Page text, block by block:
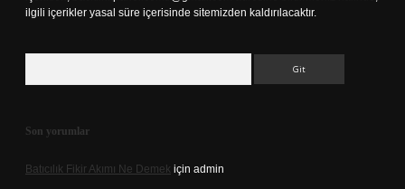
ilgili içerikler yasal süre içerisinde sitemizden kaldırılacaktır.
Son yorumlar
Batıcılık Fikir Akımı Ne Demek için admin